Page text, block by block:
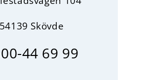
54139 Skövde
44 69 99